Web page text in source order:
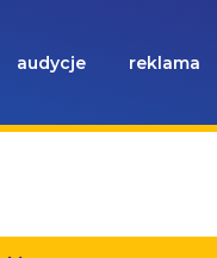
audycje reklama